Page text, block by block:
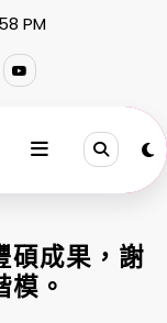
PM
碩成果，謝
。